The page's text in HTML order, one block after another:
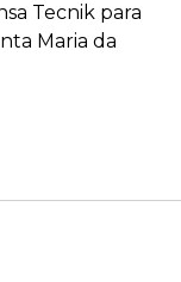
Tecnik para
Maria da